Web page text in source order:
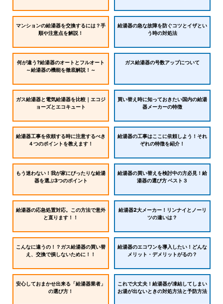
マンションの給湯器を交換するには？手
順や注意点を解説！
給湯器の急な故障を防ぐコツとイザとい
う時の対処法
何が違う?給湯器のオートとフルオート
～給湯器の機能を徹底解説！～
ガス給湯器の号数アップについて
ガス給湯器と電気給湯器を比較｜エコジ
ョーズとエコキュート
買い替え時に知っておきたい国内の給湯
器メーカーの特徴
給湯器工事を依頼する時に注意するべき
４つのポイントを教えます！
給湯器の工事はここに依頼しよう！それ
ぞれの特徴を紹介！
もう迷わない！我が家にぴったりな給湯
器を選ぶ3つのポイント
給湯器の買い替えを検討中の方必見！給
湯器の選び方 ベスト３
給湯器の応急処置対応。この方法で意外
と直ります！！
給湯器2大メーカー！リンナイとノーリ
ツの違いは？
こんなに違うの！？ガス給湯器の買い替
え、交換で損しないために！！
給湯器のエコワンを導入したい！どんな
メリット・デメリットがるの？
安心しておまかせ出来る「給湯器業者」
の選び方！
これで大丈夫！給湯器が凍結してしまい
お湯が出ないときの対処方法と予防方法